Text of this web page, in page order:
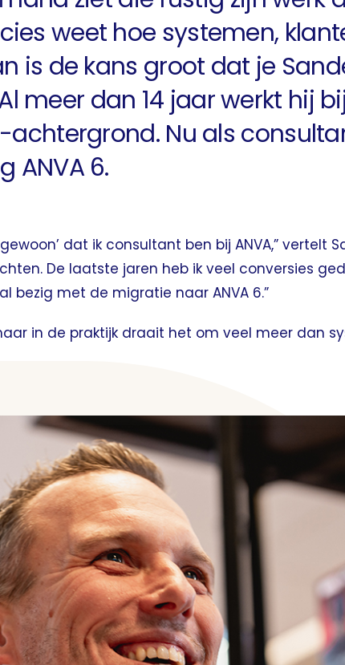
weet hoe systemen,
is de kans groot dat je
meer dan 14 jaar werkt hij
achtergrond. Nu als
ANVA 6.
dat ik consultant ben bij ANVA,” vertelt
De laatste jaren heb ik veel conversies
bezig met de migratie naar ANVA 6.”
in de praktijk draait het om veel meer dan